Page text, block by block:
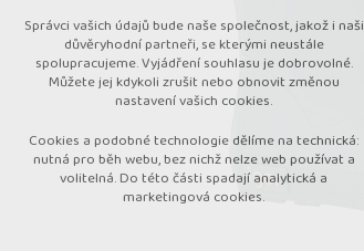
návštěvnosti
marketingová cookies (Google)
Více informací o cookies na našem webu
Přijmout všechny cookies
Odmítnout vše
Správci vašich údajů bude naše společnost, jakož i naši
důvěryhodní partneři, se kterými neustále
spolupracujeme. Vyjádření souhlasu je dobrovolné.
Můžete jej kdykoli zrušit nebo obnovit změnou
nastavení vašich cookies.
Cookies a podobné technologie dělíme na technická:
nutná pro běh webu, bez nichž nelze web používat a
volitelná. Do této části spadají analytická a
marketingová cookies.